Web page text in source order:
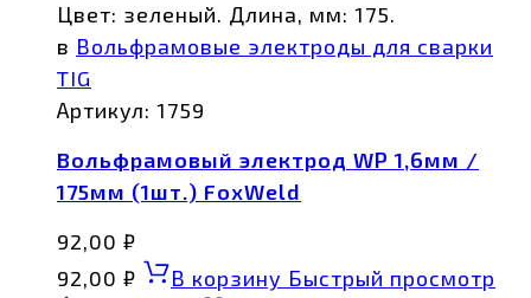
Цвет: зеленый. Длина, мм: 175.
в Вольфрамовые электроды для сварки
TIG
Артикул: 1759
Вольфрамовый электрод WP 1,6мм /
175мм (1шт.) FoxWeld
92,00 ₽
92,00 ₽ В корзину Быстрый просмотр